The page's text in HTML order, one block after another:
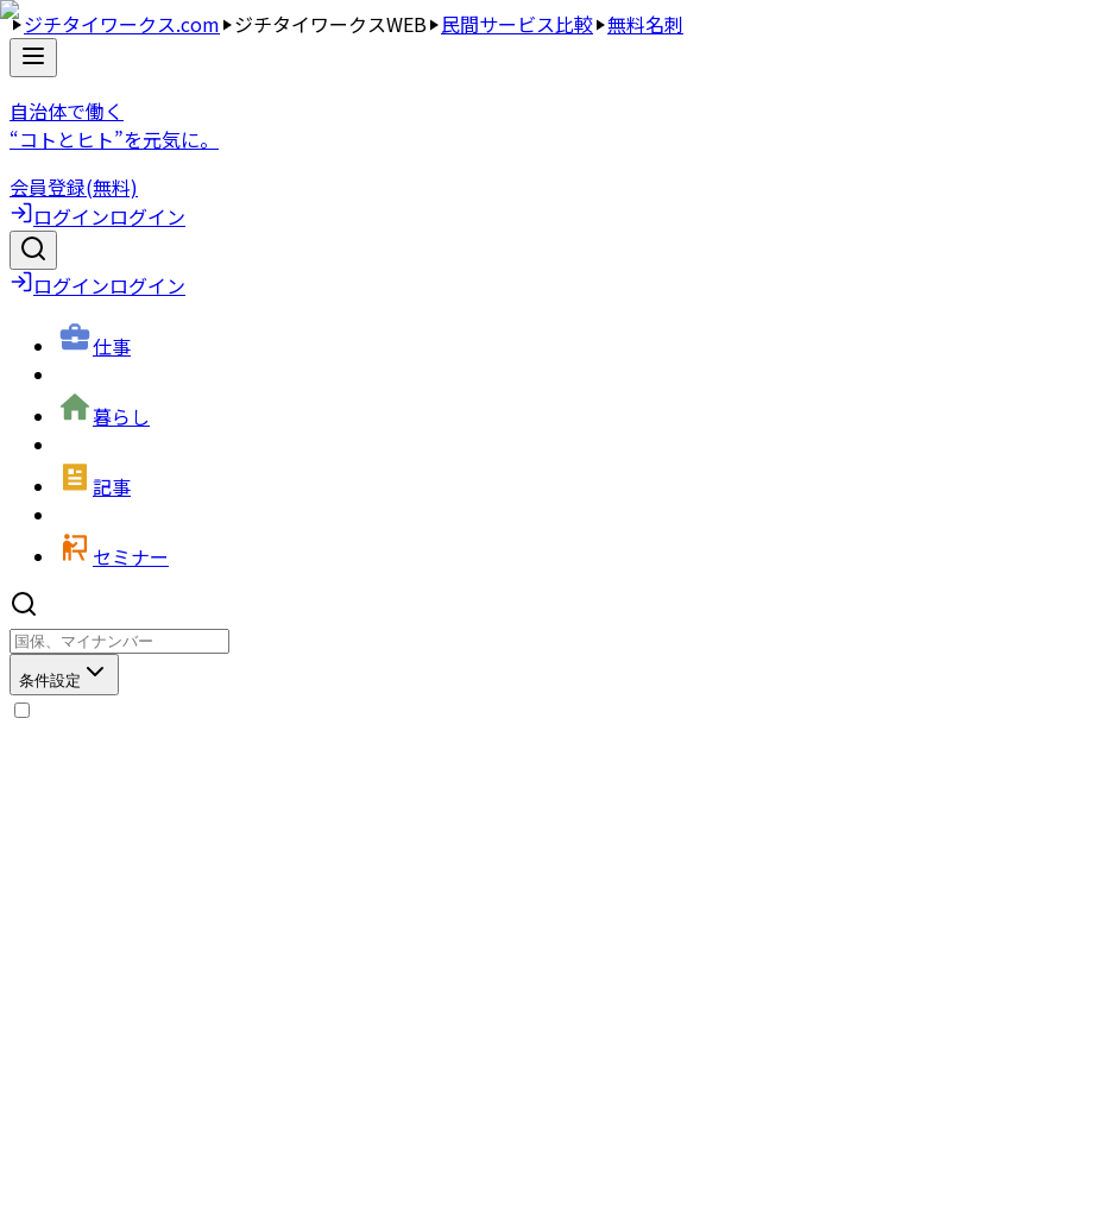
ジチタイワークス.com ジチタイワークスWEB 民間サービス比較 無料名刺
自治体で働く
“コトとヒト”を元気に。
会員登録(無料)
ログインログイン
ログインログイン
仕事
暮らし
記事
セミナー
条件設定